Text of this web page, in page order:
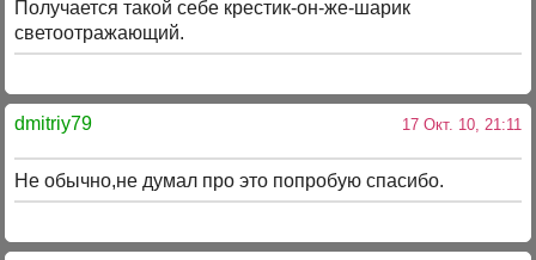
Получается такой себе крестик-он-же-шарик
светоотражающий.
dmitriy79 17 Окт. 10, 21:11
Не обычно,не думал про это попробую спасибо.